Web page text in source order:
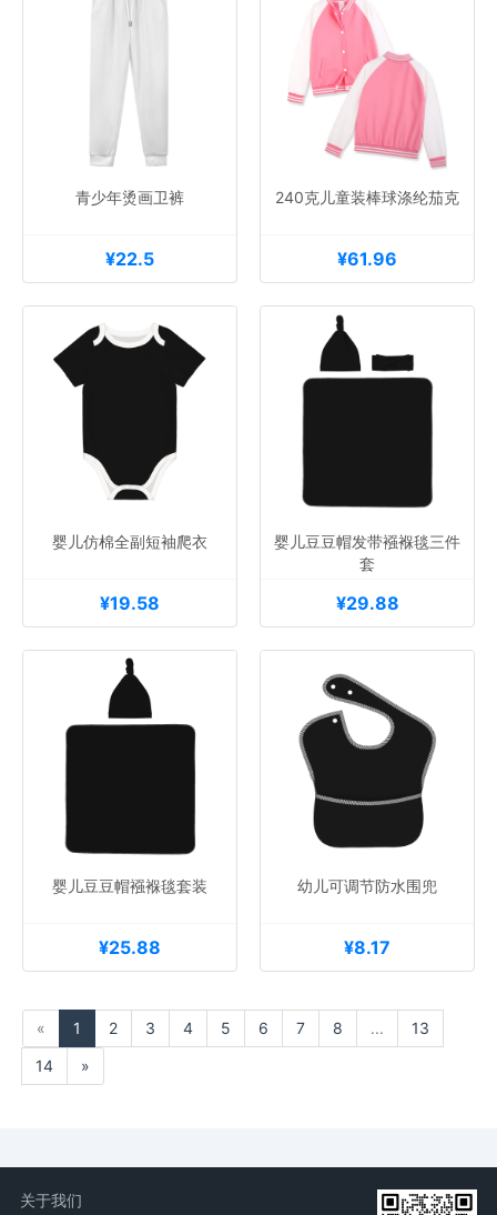
青少年烫画卫裤
¥22.5
240克儿童装棒球涤纶茄克
¥61.96
婴儿仿棉全副短袖爬衣
¥19.58
婴儿豆豆帽发带襁褓毯三件
套
¥29.88
婴儿豆豆帽襁褓毯套装
¥25.88
幼儿可调节防水围兜
¥8.17
« 1 2 3 4 5 6 7 8 ...
13
14
»
关于我们